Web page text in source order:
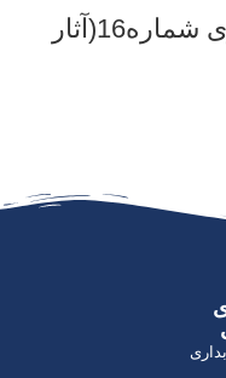
نام دوره : استاندارد حسابداری شماره16(آثار